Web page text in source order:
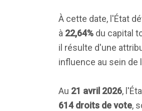
À cette date, l'État
à 22,64% du capital
il résulte d'une
influence au sein de
Au 21 avril 2026,
614 droits de vote,